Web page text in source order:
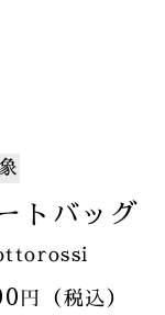
トバッグ